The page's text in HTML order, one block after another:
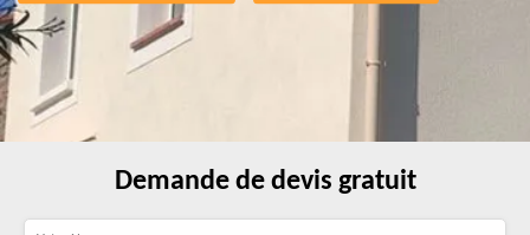
Demande de devis gratuit